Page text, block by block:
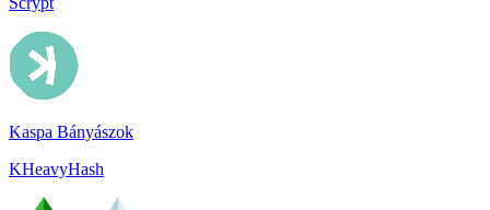
Kaspa Bányászok
KHeavyHash